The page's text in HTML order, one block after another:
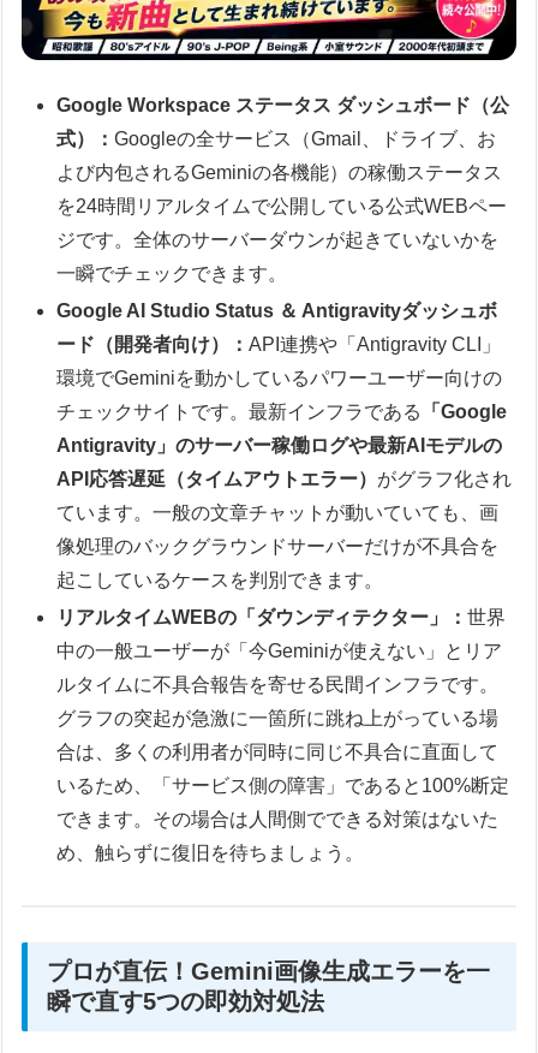
Google Workspace ステータス ダッシュボード（公
式）：Googleの全サービス（Gmail、ドライブ、お
よび内包されるGeminiの各機能）の稼働ステータス
を24時間リアルタイムで公開している公式WEBペー
ジです。全体のサーバーダウンが起きていないかを
一瞬でチェックできます。
Google AI Studio Status ＆ Antigravityダッシュボ
ード（開発者向け）：API連携や「Antigravity CLI」
環境でGeminiを動かしているパワーユーザー向けの
チェックサイトです。最新インフラである
「Google
Antigravity」のサーバー稼働ログや最新AIモデルの
API応答遅延（タイムアウトエラー） がグラフ化され
ています。一般の文章チャットが動いていても、画
像処理のバックグラウンドサーバーだけが不具合を
起こしているケースを判別できます。
リアルタイムWEBの「ダウンディテクター」：世界
中の一般ユーザーが「今Geminiが使えない」とリア
ルタイムに不具合報告を寄せる民間インフラです。
グラフの突起が急激に一箇所に跳ね上がっている場
合は、多くの利用者が同時に同じ不具合に直面して
いるため、「サービス側の障害」であると100%断定
できます。その場合は人間側でできる対策はないた
め、触らずに復旧を待ちましょう。
プロが直伝！Gemini画像生成エラーを一
瞬で直す5つの即効対処法